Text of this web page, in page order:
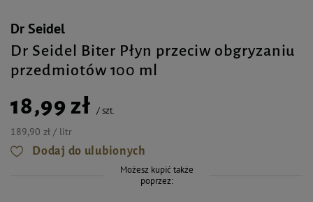
Dr Seidel
Dr Seidel Biter Płyn przeciw obgryzaniu
przedmiotów 100 ml
18,99 zł /szt.
189,90 zł / litr
Dodaj do ulubionych
Możesz kupić także
poprzez: